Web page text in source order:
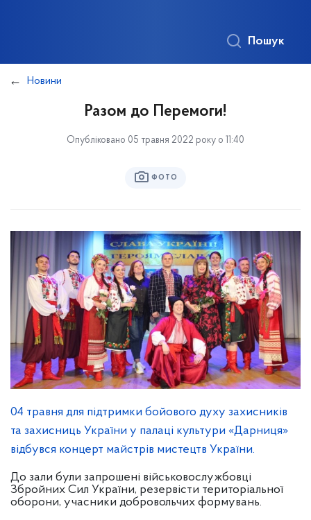
Пошук
Новини
Разом до Перемоги!
Опубліковано 05 травня 2022 року о 11:40
ФОТО
04 травня для підтримки бойового духу захисників
та захисниць України у палаці культури «Дарниця»
відбувся концерт майстрів мистецтв України.
До зали були запрошені військовослужбовці
Збройних Сил України, резервісти територіальної
оборони, учасники добровольчих формувань.